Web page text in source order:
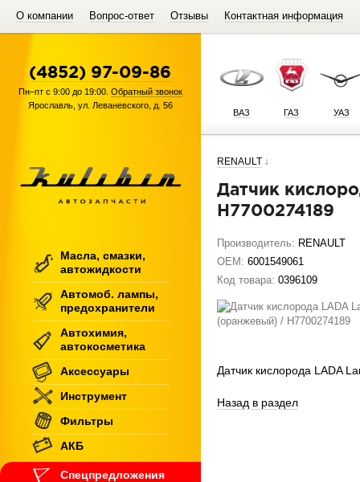
О компании Вопрос-ответ Отзывы Контактная информация
ВАЗ ГАЗ УАЗ
RENAULT ↓
Датчик кислорода LADA Largus, Logan (оранжевый) /
H7700274189
Производитель: RENAULT
OEM: 6001549061
Код товара: 0396109
Датчик кислорода LADA
Назад в раздел
(4852) 97-09-86
Пн–пт с 9:00 до 19:00. Обратный звонок
Ярославль ул. Леваневского, д. 56
Масла, смазки,
автожидкости
Автомоб. лампы,
предохранители
Автохимия,
автокосметика
Аксессуары
Инструмент
Фильтры
АКБ
Спецпредложения